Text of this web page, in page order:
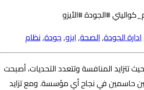
#الجودة #الأيزو
ادارة الجودة,الصحة,ايزو,جودة,نظام
تتزايد المنافسة وتتعدد التحديات، أصبحت
حاسمين في نجاح أي مؤسسة. ومع تزايد